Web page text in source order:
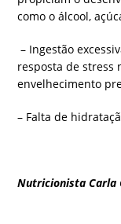
como o álcool,
– Ingestão
resposta de stress
envelhecimento
– Falta de
Nutricionista Carla